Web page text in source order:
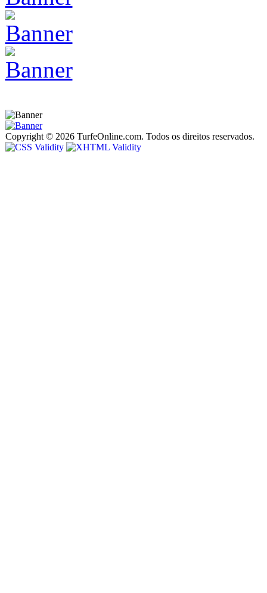
Copyright © 2026 TurfeOnline.com. Todos os direitos reservados.